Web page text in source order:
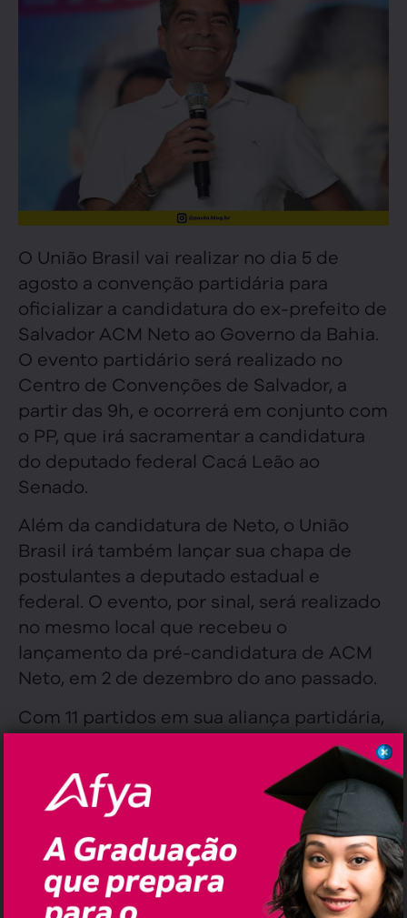
O União Brasil vai realizar no dia 5 de
agosto a convenção partidária para
oficializar a candidatura do ex-prefeito de
Salvador ACM Neto ao Governo da Bahia.
O evento partidário será realizado no
Centro de Convenções de Salvador, a
partir das 9h, e ocorrerá em conjunto com
o PP, que irá sacramentar a candidatura
do deputado federal Cacá Leão ao
Senado.
Além da candidatura de Neto, o União
Brasil irá também lançar sua chapa de
postulantes a deputado estadual e
federal. O evento, por sinal, será realizado
no mesmo local que recebeu o
lançamento da pré-candidatura de ACM
Neto, em 2 de dezembro do ano passado.
Com 11 partidos em sua aliança partidária,
Neto conseguiu formalizar a maior base
de oposição da história da Bahia.
“Estamos trabalhando e levando
esperança de dias melhores para todos os
cantos do nosso estado. Nós sabemos que
a Bahia pode muito mais”, diz Neto sobre
sua pré-candidatura.